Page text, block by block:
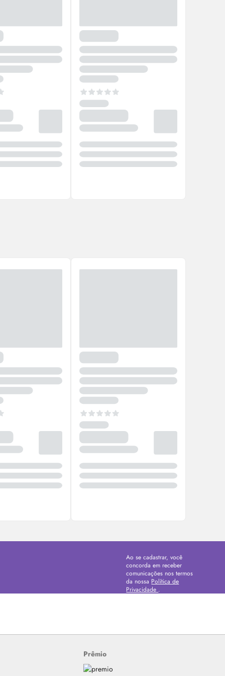
Ao se cadastrar, você
concorda em receber
comunicações nos termos
da nossa Política de
Privacidade .
Prêmio